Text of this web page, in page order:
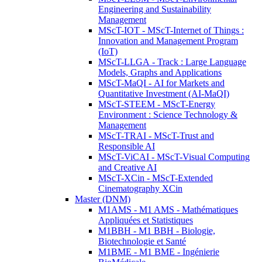
Engineering and Sustainability
Management
MScT-IOT - MScT-Internet of Things :
Innovation and Management Program
(IoT)
MScT-LLGA - Track : Large Language
Models, Graphs and Applications
MScT-MaQI - AI for Markets and
Quantitative Investment (AI-MaQI)
MScT-STEEM - MScT-Energy
Environment : Science Technology &
Management
MScT-TRAI - MScT-Trust and
Responsible AI
MScT-ViCAI - MScT-Visual Computing
and Creative AI
MScT-XCin - MScT-Extended
Cinematography XCin
Master (DNM)
M1AMS - M1 AMS - Mathématiques
Appliquées et Statistiques
M1BBH - M1 BBH - Biologie,
Biotechnologie et Santé
M1BME - M1 BME - Ingénierie